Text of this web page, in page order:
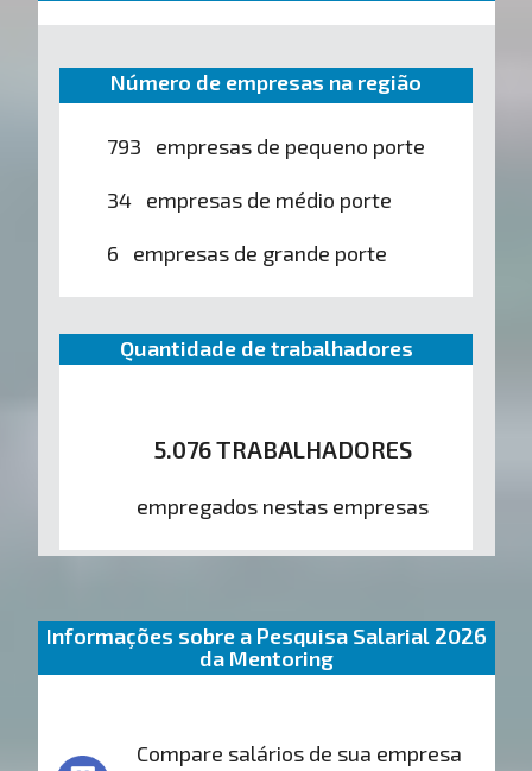
Número de empresas na região
793 empresas de pequeno porte
34 empresas de médio porte
6 empresas de grande porte
Quantidade de trabalhadores
5.076 TRABALHADORES
empregados nestas empresas
Informações sobre a Pesquisa Salarial 2026
da Mentoring
Compare salários de sua empresa